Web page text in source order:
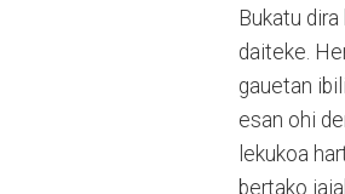
Bukatu
daiteke.
gauetan
esan ohi
lekukoa
bertako